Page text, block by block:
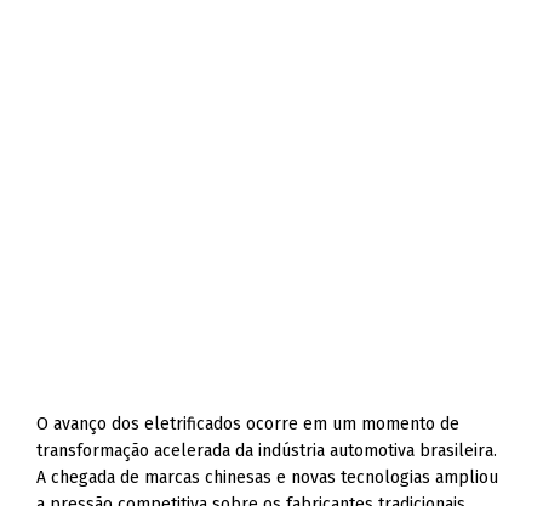
O avanço dos eletrificados ocorre em um momento de
transformação acelerada da indústria automotiva brasileira.
A chegada de marcas chinesas e novas tecnologias ampliou